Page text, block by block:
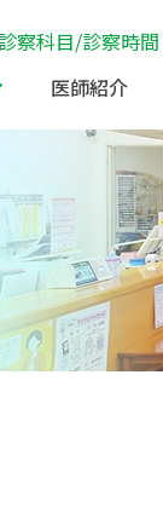
診察科目/診察時間
医師紹介